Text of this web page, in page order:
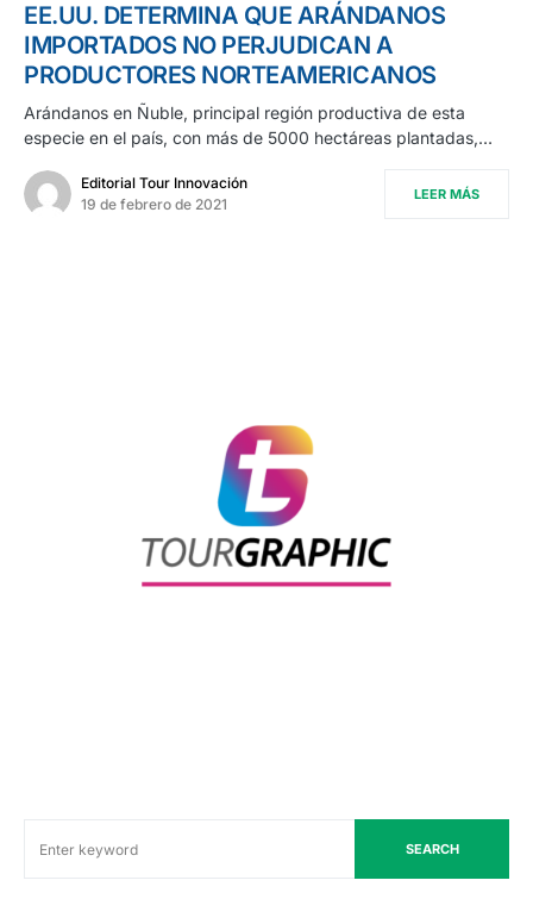
EE.UU. DETERMINA QUE ARÁNDANOS
IMPORTADOS NO PERJUDICAN A
PRODUCTORES NORTEAMERICANOS
Arándanos en Ñuble, principal región productiva de esta
especie en el país, con más de 5000 hectáreas plantadas,…
Editorial Tour Innovación
19 de febrero de 2021
LEER MÁS
SEARCH